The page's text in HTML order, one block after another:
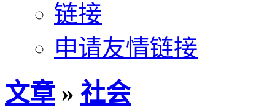
链接
申请友情链接
文章 » 社会